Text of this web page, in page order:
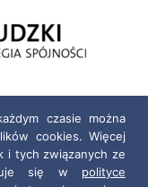
czasie można
cookies. Więcej
i tych związanych ze
się w polityce